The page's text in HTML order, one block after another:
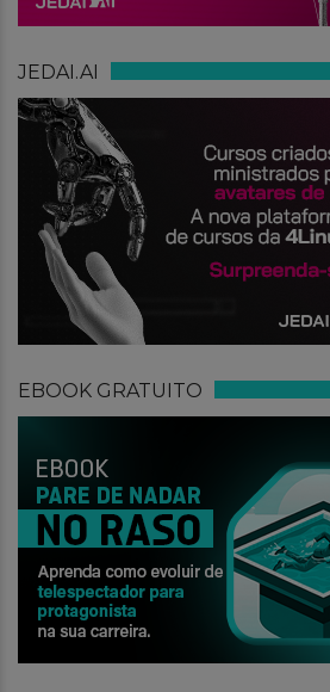
JEDAI.AI
EBOOK GRATUITO